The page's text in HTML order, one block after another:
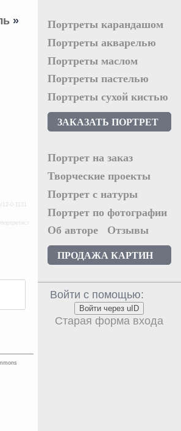
»
0-1131
Портреты карандашом
Портреты акварелью
Портреты маслом
Портреты пастелью
Портреты сухой кистью
ЗАКАЗАТЬ ПОРТРЕТ
Портрет на заказ
Творческие проекты
Портрет с натуры
Портрет по фотографии
Об авторе
Отзывы
ПРОДАЖА КАРТИН
Войти с помощью:
Войти через uID
Старая форма входа